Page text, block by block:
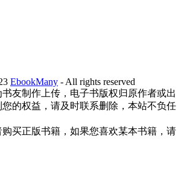
EbookMany - All rights reserved
友制作上传，电子书版权归原作者或出
的权益，请及时联系删除，本站不负任
买正版书籍，如果您喜欢某本书籍，请